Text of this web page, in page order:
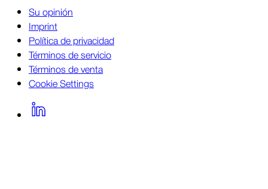
Su opinión
Imprint
Política de privacidad
Términos de servicio
Términos de venta
Cookie Settings